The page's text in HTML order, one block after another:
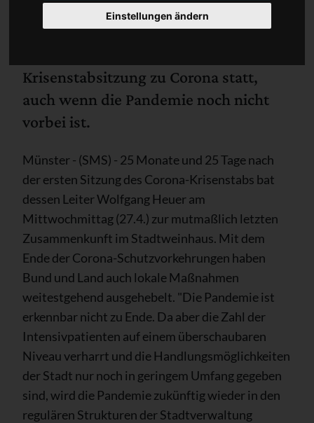
Einstellungen ändern
Krisenstabsitzung zu Corona statt,
auch wenn die Pandemie noch nicht
vorbei ist.
Münster - (SMS) - 25 Monate und 25 Tage nach
der ersten Sitzung des Corona-Krisenstabs bat
dessen Leiter Wolfgang Heuer am
Mittwochmittag (27.4.) zur mutmaßlich letzten
Zusammenkunft im Stadtweinhaus. Mit dem
Ende der Corona-Schutzvorkehrungen haben
Bund und Land auch lokale Maßnahmen
weitestgehend ausgehebelt. "Die Pandemie ist
erkennbar nicht zu Ende. Da aber die Zahl der
Intensivpatienten auf einem überschaubaren
Niveau verharrt und die Handlungsmöglichkeiten
der Stadt nur noch in geringem Umfang gegeben
sind, wird die Pandemie zukünftig wieder in den
regulären Strukturen der Stadtverwaltung